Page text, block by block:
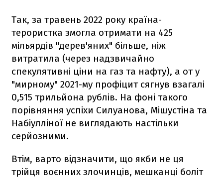
Так, за травень 2022 року країна-
терористка змогла отримати на 425
мільярдів "дерев'яних" більше, ніж
витратила (через надзвичайно
спекулятивні ціни на газ та нафту), а от у
"мирному" 2021-му профіцит сягнув взагалі
0,515 трильйона рублів. На фоні такого
порівняння успіхи Силуанова, Мішустіна та
Набіулліної не виглядають настільки
серйозними.
Втім, варто відзначити, що якби не ця
трійця воєнних злочинців, мешканці боліт